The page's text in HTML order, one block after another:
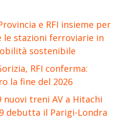
e RFI insieme per
stazioni ferroviarie in
sostenibile
RFI conferma:
la fine del 2026
nuovi treni AV a Hitachi
debutta il Parigi-Londra